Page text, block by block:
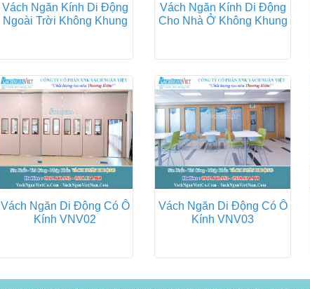
Vách Ngăn Kính Di Động
Ngoài Trời Không Khung
Vách Ngăn Kính Di Động
Cho Nhà Ở Không Khung
Vách Ngăn Di Động Có Ô
Kính VNV02
Vách Ngăn Di Động Có Ô
Kính VNV03